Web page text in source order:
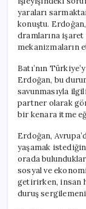
yaraları
konuştu.
dramlarına işaret
mekanizmaların
Batı’nın
Erdoğan, bu
savunmasıyla
partner olarak
bir kenara itme
Erdoğan,
yaşamak
orada
sosyal ve
getirirken, insan
duruş